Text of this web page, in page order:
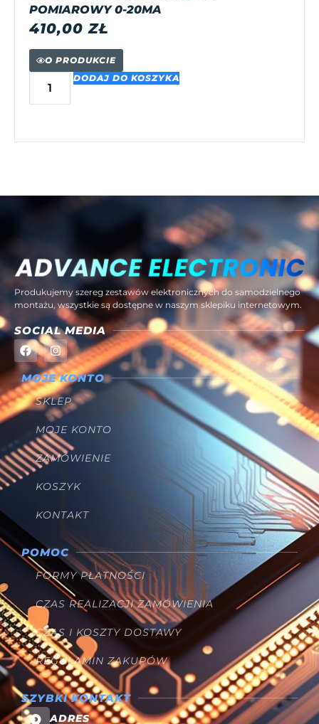
POMIAROWY 0-20MA
410,00ZŁ
O PRODUKCIE
DODAJ DO KOSZYKA
Produkujemy szereg zestawów elektronicznych do samodzielnego
montażu, wszystkie są dostępne w naszym sklepiku internetowym.
SOCIAL MEDIA
MOJE KONTO
SKLEP
MOJE KONTO
ZAMÓWIENIE
KOSZYK
KONTAKT
POMOC
FORMY PŁATNOŚCI
CZAS REALIZACJI ZAMÓWIENIA
CZAS I KOSZTY DOSTAWY
REGULAMIN ZAKUPÓW
SZYBKI KONTAKT
ADRES